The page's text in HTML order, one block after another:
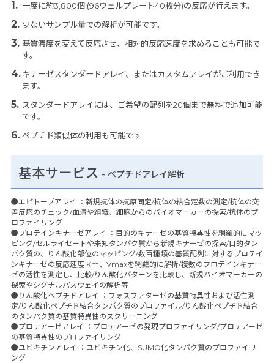
一度に約3,800個 (96ウェルプレート40枚分)の反応が行えます。
少ないサンプル量での解析が可能です。
基質濃度を変えて反応させ、相対的反応速度を求めることも可能で
す。
キナーゼスタンダードアレイ、またはカスタムアレイがご利用でき
ます。
スタンダードアレイには、ご希望の配列を20個まで無料で追加可能
です。
ペプチド類似体の利用も可能です
基本サービス - ペプチドアレイ解析
●エピトープアレイ ：新規抗体の抗原同定/抗体の結合定数の測定/抗体の交
差反応のチェック/血清や組織、細胞からのバイオマーカーの探索/抗体のプ
ロファイリング
●プロテインキナーゼアレイ ：目的のキナーゼの基質特異性を網羅的にマッ
ピング/セルライセートや未知タンパク質から新規キナーゼの探索/目的タン
パク質の、りん酸化部位のマッピング/数百種類の基質配列に対するプロテイ
ンキナーゼの反応速度 Km、Vmaxを網羅的に解析/複数のプロテインキナー
ゼの活性を測定し、比較/りん酸化パターンを比較し、新規バイオマーカーの
探索やシグナルパスウェイの解析等
●りん酸化ペプチドアレイ ：フォスファターゼの基質特異性および活性測
定/りん酸化ペプチド結合タンパク質のプロファイル/りん酸化ペプチド結合
のタンパク質の基質特異性のスクリーニング
●プロテアーゼアレイ ：プロテアーゼの発現プロファイリング/プロテアーゼ
の基質特異性のプロファイリング
●ユビキチンアレイ ：ユビキチン化、SUMO化タンパク質のプロファイリ
ング